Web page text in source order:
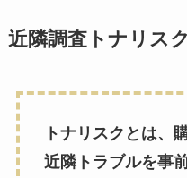
近隣調査トナリス
トナリスクとは、
近隣トラブルを事